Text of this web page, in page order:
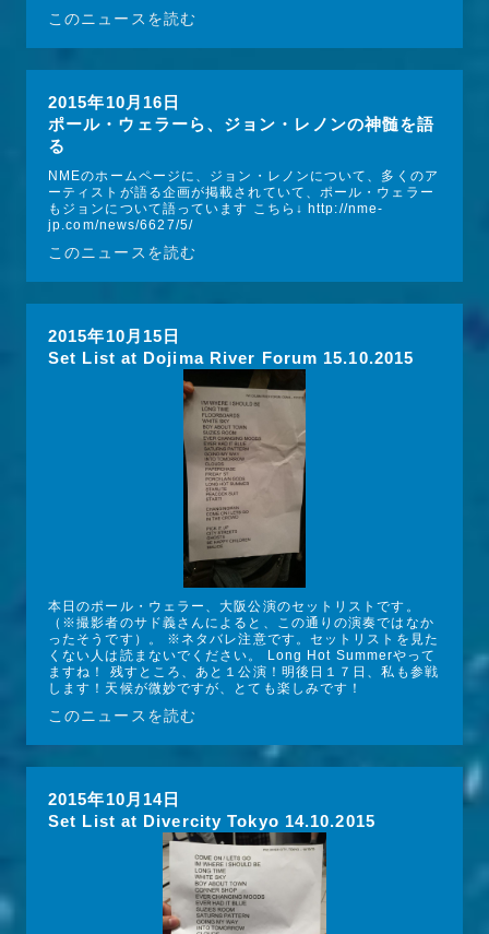
このニュースを読む
2015年10月16日
ポール・ウェラーら、ジョン・レノンの神髄を語
る
NMEのホームページに、ジョン・レノンについて、多くのア
ーティストが語る企画が掲載されていて、ポール・ウェラー
もジョンについて語っています こちら↓ http://nme-
jp.com/news/6627/5/
このニュースを読む
2015年10月15日
Set List at Dojima River Forum 15.10.2015
本日のポール・ウェラー、大阪公演のセットリストです。
（※撮影者のサド義さんによると、この通りの演奏ではなか
ったそうです）。 ※ネタバレ注意です。セットリストを見た
くない人は読まないでください。 Long Hot Summerやって
ますね！ 残すところ、あと１公演！明後日１７日、私も参戦
します！天候が微妙ですが、とても楽しみです！
このニュースを読む
2015年10月14日
Set List at Divercity Tokyo 14.10.2015